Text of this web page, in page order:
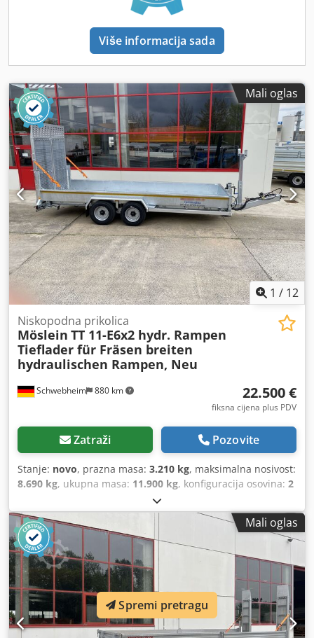
Više informacija sada
Mali oglas
1 / 12
Schwebheim 880 km
Niskopodna prikolica
Möslein TT 11-E6x2 hydr. Rampen
Tieflader für Fräsen breiten
hydraulischen Rampen, Neu
22.500 €
fiksna cijena plus PDV
Zatraži Pozovite
Stanje: novo, prazna masa: 3.210 kg, maksimalna nosivost:
8.690 kg, ukupna masa: 11.900 kg, konfiguracija osovina: 2
, dužina prostora za utovar:
teretnog prostora:2.000 mm, ovjes:drugo, dimenzija
gume:235 / 75 R 17,5 , tip prijenosa:drugo,
dimenzija prednje gume:235 / 75 R 17,5
stražnje gume:235 / 75 R 17,5 , kabina vozača:drugo,
emisijska klasa:nijedan, gorivo:
komprimirani zračni kočioni sistem
Mali oglas
Spremi pretragu